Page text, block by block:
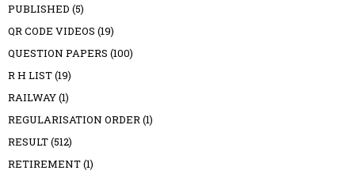
PUBLISHED (5)
QR CODE VIDEOS (19)
QUESTION PAPERS (100)
R H LIST(19)
RAILWAY(1)
REGULARISATION ORDER(1)
RESULT(512)
RETIREMENT(1)